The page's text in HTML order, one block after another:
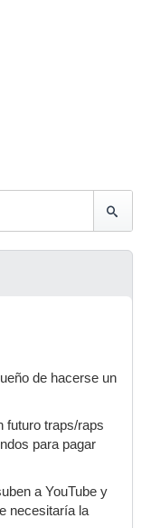
de hacerse un
futuro traps/raps
para pagar
a YouTube y
necesitaría la